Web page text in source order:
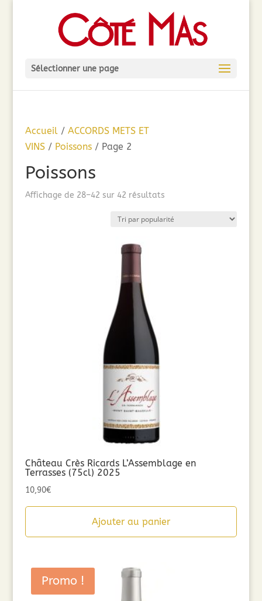
Sélectionner une page
Accueil/ ACCORDS METS ET
VINS/ Poissons/ Page 2
Poissons
Affichage de 28–42 sur 42 résultatsTrié
Château Crès Ricards L’Assemblage en
Terrasses (75cl) 2025
10,90€
Ajouter au panier
Promo !